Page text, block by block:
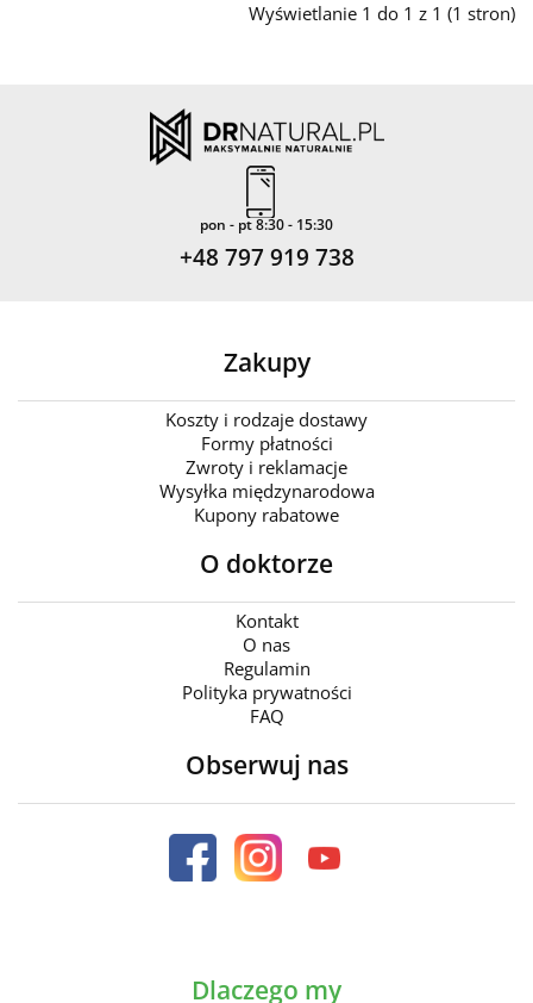
Wyświetlanie 1 do 1 z 1 (1 stron)
pon - pt 8:30 - 15:30
+48 797 919 738
Zakupy
Koszty i rodzaje dostawy
Formy płatności
Zwroty i reklamacje
Wysyłka międzynarodowa
Kupony rabatowe
O doktorze
Kontakt
O nas
Regulamin
Polityka prywatności
FAQ
Obserwuj nas
Dlaczego my